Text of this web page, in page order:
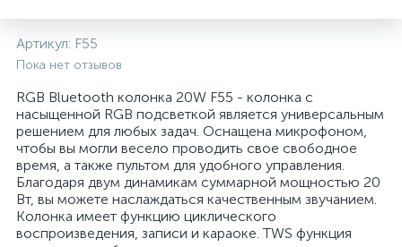
Артикул: F55
Пока нет отзывов
RGB Bluetooth колонка 20W F55 - колонка с
насыщенной RGB подсветкой является универсальным
решением для любых задач. Оснащена микрофоном,
чтобы вы могли весело проводить свое свободное
время, а также пультом для удобного управления.
Благодаря двум динамикам суммарной мощностью 20
Вт, вы можете наслаждаться качественным звучанием.
Колонка имеет функцию циклического
воспроизведения, записи и караоке. TWS функция